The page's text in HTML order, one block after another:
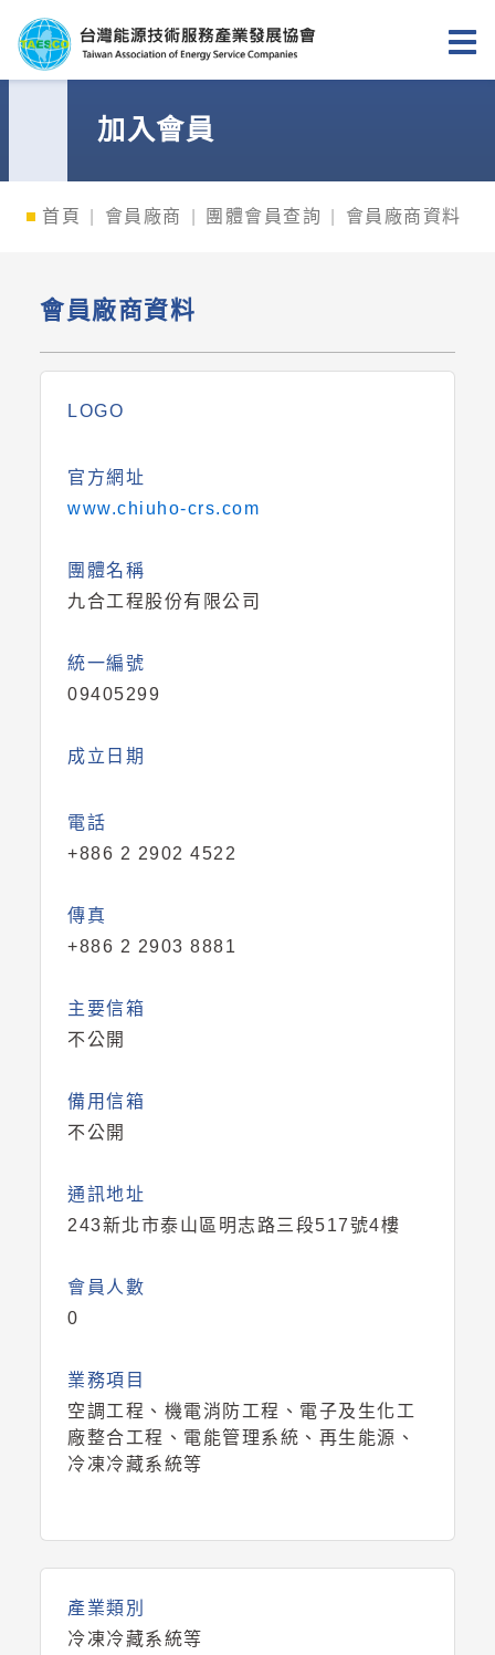
台灣能源技術服務產業發展協
加入會員
首頁 會員廠商 團體會員查詢 會員廠商資料
會員廠商資料
LOGO
官方網址
www.chiuho-crs.com
團體名稱
九合工程股份有限公司
統一編號
09405299
成立日期
電話
+886 2 2902 4522
傳真
+886 2 2903 8881
主要信箱
不公開
備用信箱
不公開
通訊地址
243新北市泰山區明志路三段517號4樓
會員人數
0
業務項目
空調工程、機電消防工程、電子及生化工
廠整合工程、電能管理系統、再生能源、
冷凍冷藏系統等
產業類別
冷凍冷藏系統等